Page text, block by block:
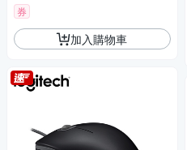
券
加入購物車